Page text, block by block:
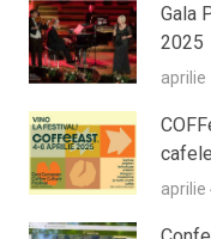
Gala
2025
aprilie
aprilie